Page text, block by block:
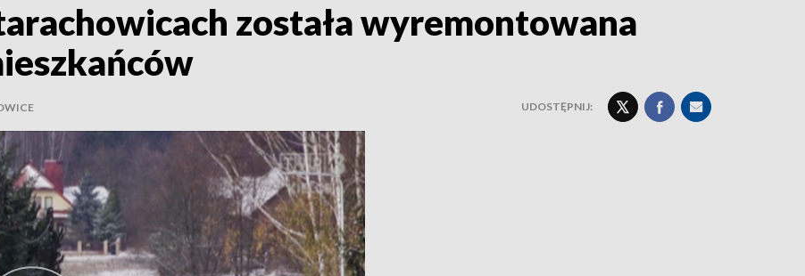
została wyremontowana
UDOSTĘPNIJ: